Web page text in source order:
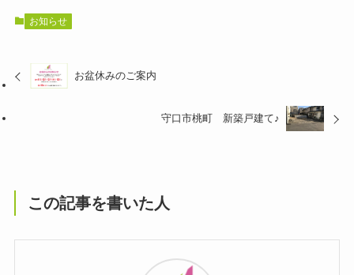
お知らせ
お盆休みのご案内
守口市桃町 新築戸建て♪
この記事を書いた人